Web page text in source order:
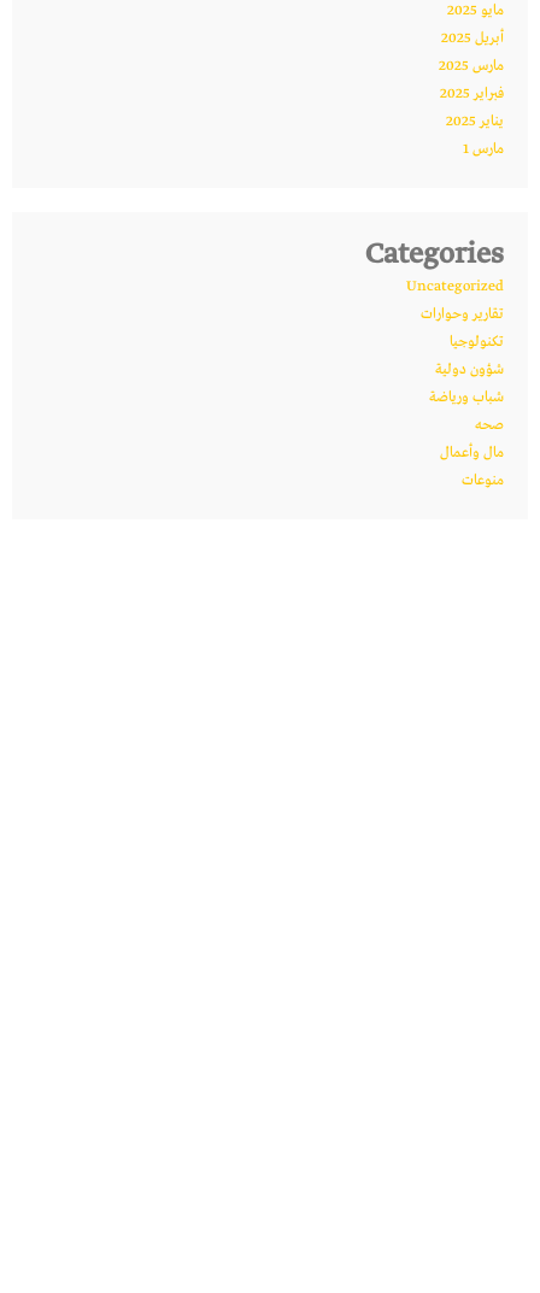
مايو 2025
أبريل 2025
مارس 2025
فبراير 2025
يناير 2025
مارس 1
Categories
Uncategorized
تقارير وحوارات
تكنولوجيا
شؤون دولية
شباب ورياضة
صحه
مال وأعمال
منوعات